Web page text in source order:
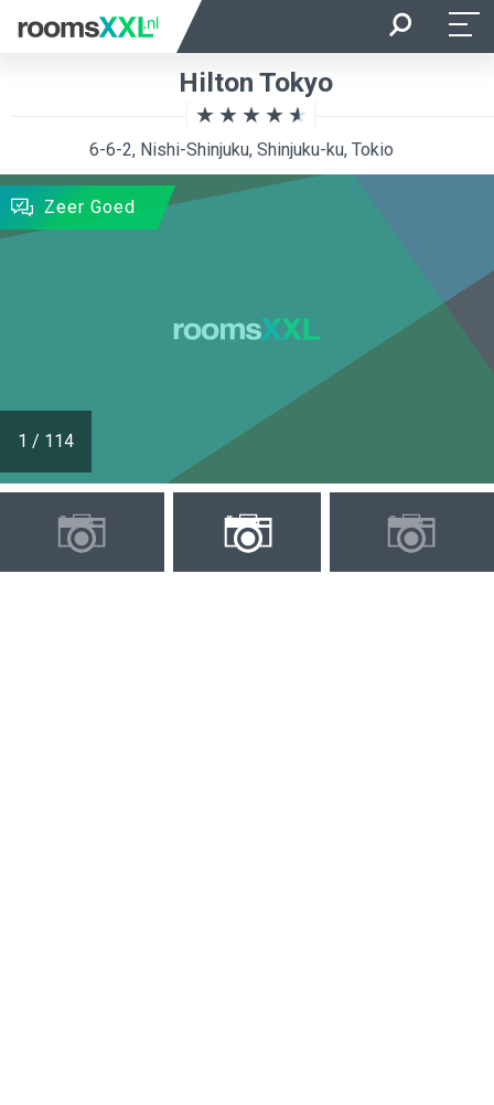
Ligging van de kamer Kamer
ZOEKEN
Hilton Tokyo
6-6-2, Nishi-Shinjuku, Shinjuku-ku, Tokio
1 / 114
Zeer Goed